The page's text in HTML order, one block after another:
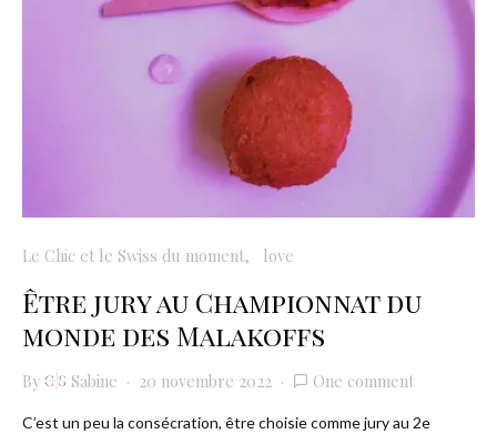
Le Chic et le Swiss du moment love
Être jury au Championnat du
monde des Malakoffs
By Sabine 20 novembre 2022 One comment
C’est un peu la consécration, être choisie comme jury au 2e